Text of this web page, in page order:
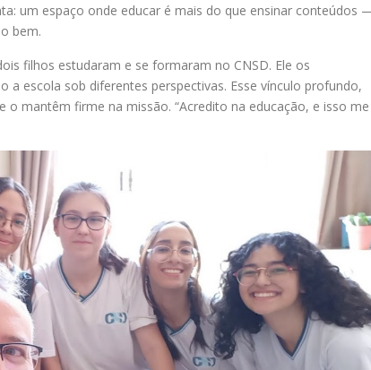
um espaço onde educar é mais do que ensinar conteúdos
bem.
filhos estudaram e se formaram no CNSD. Ele os
escola sob diferentes perspectivas. Esse vínculo profundo,
mantêm firme na missão. “Acredito na educação, e isso me